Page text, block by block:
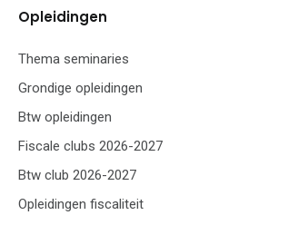
Opleidingen
Thema seminaries
Grondige opleidingen
Btw opleidingen
Fiscale clubs 2026-2027
Btw club 2026-2027
Opleidingen fiscaliteit